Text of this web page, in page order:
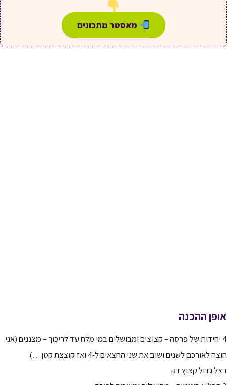
מאסטר מתכונים
אופן ההכנה
4 יחידות של פרסה – קצוצים ומבושלים במי מלח עד לריכוך – מצננים (אני
חוצה לאורכם לשנים ושוב את שני החצאים ל-4 ואז קוצצת קטן…)
בצל גדול קצוץ דק